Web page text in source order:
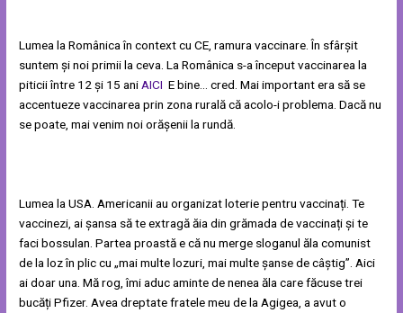
Lumea la Românica în context cu CE, ramura vaccinare. În sfârșit
suntem și noi primii la ceva. La Românica s-a început vaccinarea la
piticii între 12 și 15 ani AICI E bine… cred. Mai important era să se
accentueze vaccinarea prin zona rurală că acolo-i problema. Dacă nu
se poate, mai venim noi orășenii la rundă.
Lumea la USA. Americanii au organizat loterie pentru vaccinați. Te
vaccinezi, ai șansa să te extragă ăia din grămada de vaccinați și te
faci bossulan. Partea proastă e că nu merge sloganul ăla comunist
de la loz în plic cu „mai multe lozuri, mai multe șanse de câștig”. Aici
ai doar una. Mă rog, îmi aduc aminte de nenea ăla care făcuse trei
bucăți Pfizer. Avea dreptate fratele meu de la Agigea, a avut o